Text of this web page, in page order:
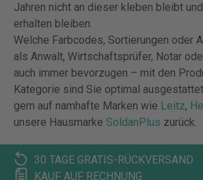
Jahren nicht an dieser kleben bleibt
erhalten bleiben.
Welche Farbcodes, Sortierungen oder
als Anwalt, Wirtschaftsprüfer, Notar
auch immer bevorzugen – mit den
Kategorie sind Sie optimal
gern auf namhafte Marken wie Leitz,
unsere Hausmarke SoldanPlus zurück.
30 TAGE GRATIS-RÜCKVERSAND
KAUF AUF RECHNUNG